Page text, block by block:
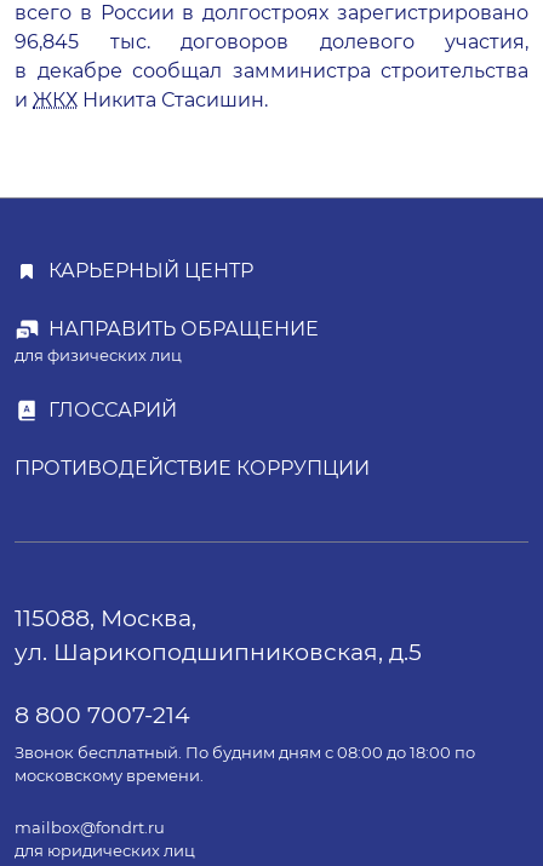
всего в России в долгостроях зарегистрировано
96,845 тыс. договоров долевого участия,
в декабре сообщал замминистра строительства
и ЖКХ Никита Стасишин.
КАРЬЕРНЫЙ ЦЕНТР
НАПРАВИТЬ ОБРАЩЕНИЕ
для физических лиц
ГЛОССАРИЙ
ПРОТИВОДЕЙСТВИЕ КОРРУПЦИИ
115088, Москва,
ул. Шарикоподшипниковская, д.5
8 800 7007-214
Звонок бесплатный. По будним дням с 08:00 до 18:00 по
московскому времени.
mailbox@fondrt.ru
для юридических лиц